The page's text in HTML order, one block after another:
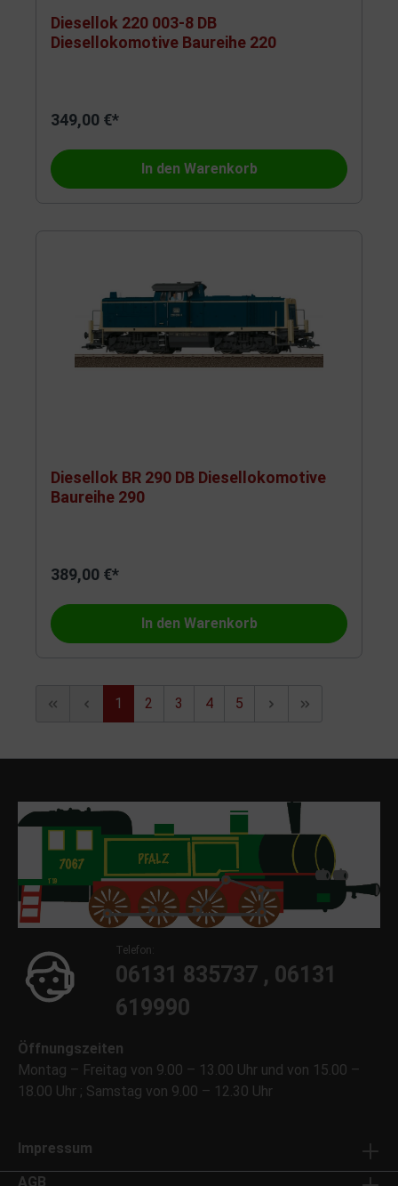
Diesellok 220 003-8 DB
Diesellokomotive Baureihe 220
349,00 €*
In den Warenkorb
Diesellok BR 290 DB Diesellokomotive
Baureihe 290
389,00 €*
In den Warenkorb
1 2 3 4 5
Telefon:
06131 835737 , 06131
619990
Öffnungszeiten
Montag – Freitag von 9.00 – 13.00 Uhr und von 15.00 –
18.00 Uhr ; Samstag von 9.00 – 12.30 Uhr
Impressum
AGB